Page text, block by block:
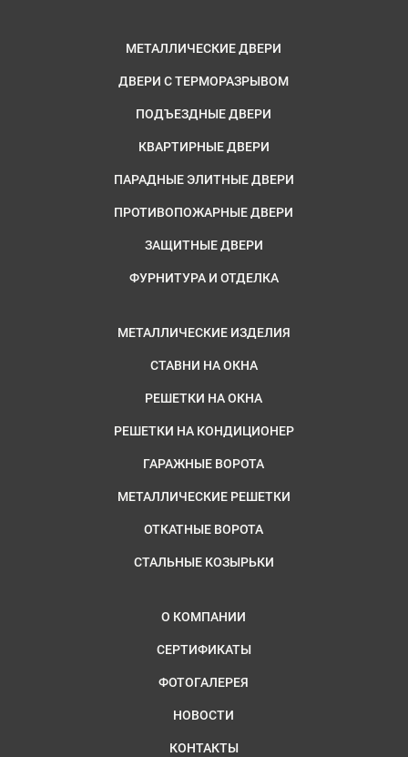
МЕТАЛЛИЧЕСКИЕ ДВЕРИ
ДВЕРИ С ТЕРМОРАЗРЫВОМ
ПОДЪЕЗДНЫЕ ДВЕРИ
КВАРТИРНЫЕ ДВЕРИ
ПАРАДНЫЕ ЭЛИТНЫЕ ДВЕРИ
ПРОТИВОПОЖАРНЫЕ ДВЕРИ
ЗАЩИТНЫЕ ДВЕРИ
ФУРНИТУРА И ОТДЕЛКА
МЕТАЛЛИЧЕСКИЕ ИЗДЕЛИЯ
СТАВНИ НА ОКНА
РЕШЕТКИ НА ОКНА
РЕШЕТКИ НА КОНДИЦИОНЕР
ГАРАЖНЫЕ ВОРОТА
МЕТАЛЛИЧЕСКИЕ РЕШЕТКИ
ОТКАТНЫЕ ВОРОТА
СТАЛЬНЫЕ КОЗЫРЬКИ
О КОМПАНИИ
СЕРТИФИКАТЫ
ФОТОГАЛЕРЕЯ
НОВОСТИ
КОНТАКТЫ